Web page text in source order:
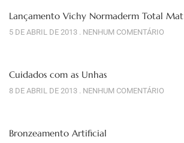
Lançamento Vichy Normaderm Total Mat
5 DE ABRIL DE 2013 NENHUM COMENTÁRIO
Cuidados com as Unhas
8 DE ABRIL DE 2013 NENHUM COMENTÁRIO
Bronzeamento Artificial